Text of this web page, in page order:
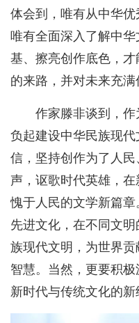
体会到，唯有从中华优
唯有全面深入了解中
基、擦亮创作底色，
的来路，并对未来充满
作家滕非谈到，
负起建设中华民族现
信，坚持创作为了人
声，讴歌时代英雄，
愧于人民的文学新篇
先进文化，在不同文
族现代文明，为世界
智慧。当然，更要积
新时代与传统文化的新